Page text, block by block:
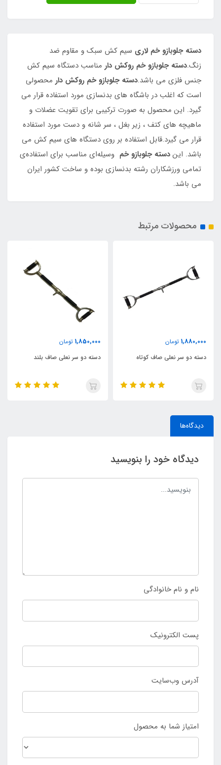
دسته جلوبازو خم لاری سیم کش سبک و مقاوم ضد
زنگ.دسته جلوبازو خم روکش دار مناسب دستگاه سیم کش
جنس فلزی می باشد.دسته جلوبازو خم روکش دار محصولی
است که اغلب در باشگاه های بدنسازی مورد استفاده قرار می
گیرد. این محصول به صورت ترکیبی برای تقویت عضلات و
ماهیچه های کتف ، زیر بغل ، سر شانه و دست مورد استفاده
قرار می گیرد.قابل استفاده بر روی دستگاه های سیم کش می
باشد. این دسته جلوبازو خم وسیله‌ای مناسب برای استفاده‌ی
تمامی ورزشکاران رشته بدنسازی بوده و ساخت کشور ایران
می باشد.
محصولات مرتبط
1,880,000 تومان
دسته دو سر نعلی صاف کوتاه
1,850,000 تومان
دسته دو سر نعلی صاف بلند
دیدگاه‌ها
دیدگاه خود را بنویسید
نام و نام خانوادگی
پست الکترونیک
آدرس وب‌سایت
امتیاز شما به محصول